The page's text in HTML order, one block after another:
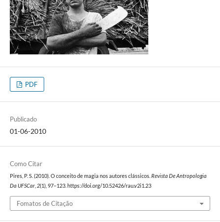
PDF
Publicado
01-06-2010
Como Citar
Pires, P. S. (2010). O conceito de magia nos autores clássicos.Revista De Antropologia
Da UFSCar,2(1), 97–123. https://doi.org/10.52426/rau.v2i1.23
Fomatos de Citação